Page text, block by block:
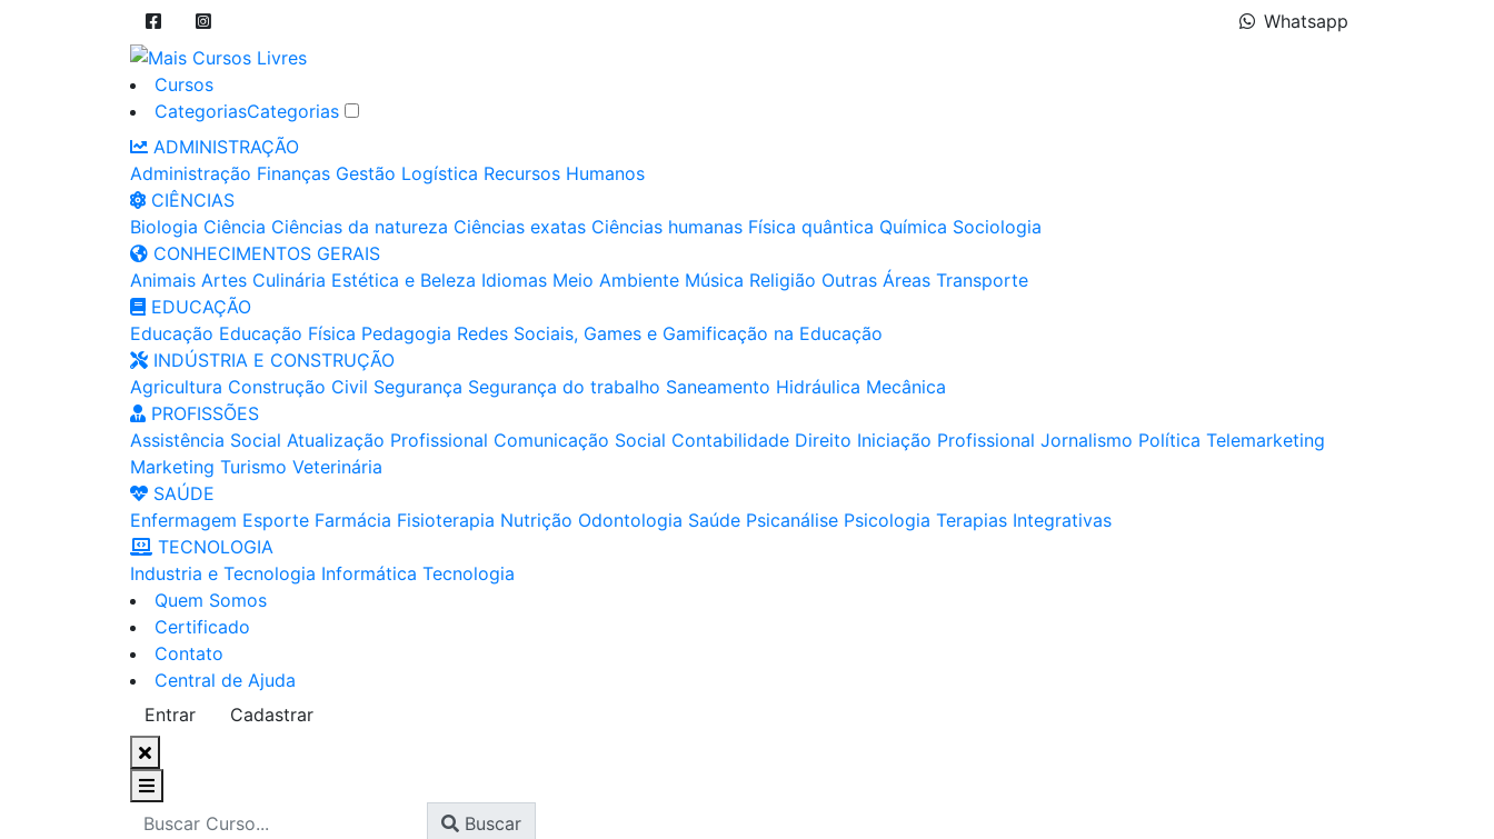
Whatsapp
Cursos
CategoriasCategorias
ADMINISTRAÇÃO
Administração Finanças Gestão Logística Recursos Humanos
CIÊNCIAS
Biologia Ciência Ciências da natureza Ciências exatas Ciências humanas Física quântica Química Sociologia
CONHECIMENTOS GERAIS
Animais Artes Culinária Estética e Beleza Idiomas Meio Ambiente Música Religião Outras Áreas Transporte
EDUCAÇÃO
Educação Educação Física Pedagogia Redes Sociais, Games e Gamificação na Educação
INDÚSTRIA E CONSTRUÇÃO
Agricultura Construção Civil Segurança Segurança do trabalho Saneamento Hidráulica Mecânica
PROFISSÕES
Assistência Social Atualização Profissional Comunicação Social Contabilidade Direito Iniciação Profissional Jornalismo Política Telemarketing
Marketing Turismo Veterinária
SAÚDE
Enfermagem Esporte Farmácia Fisioterapia Nutrição Odontologia Saúde Psicanálise Psicologia Terapias Integrativas
TECNOLOGIA
Industria e Tecnologia Informática Tecnologia
Quem Somos
Certificado
Contato
Central de Ajuda
Entrar
Cadastrar
Buscar